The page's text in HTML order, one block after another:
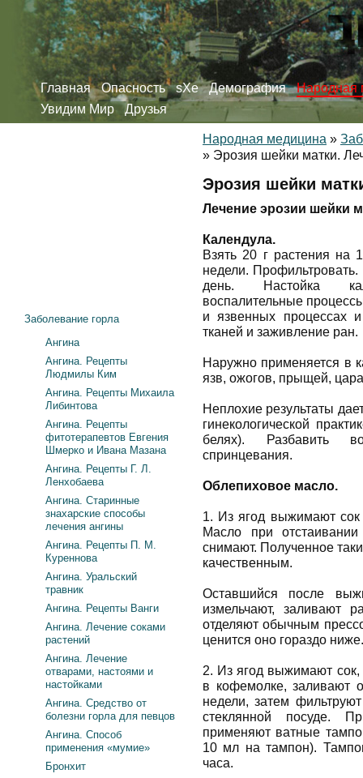
Главная Опасность sXe Демография
Народная
Увидим Мир
Друзья
Народная медицина »
» Эрозия шейки матки.
Эрозия шейки
Лечение эрозии шейки
Календула.
Взять 20 г растения на
недели.
день. Настойка
воспалительные
и язвенных процессах и
тканей и заживление ран.
Наружно применяется в
язв, ожогов, прыщей,
Неплохие результаты
гинекологической
белях). Разбавить
спринцевания.
Облепиховое масло.
1. Из ягод выжимают сок
Масло при
снимают. Полученное
качественным.
Оставшийся после
измельчают, заливают
отделяют обычным
ценится оно гораздо ниже.
2. Из ягод выжимают
в кофемолке, заливают
недели, затем
стеклянной посуде.
применяют ватные
10 мл на тампон).
часа.
Заболевание горла
Ангина
Ангина. Рецепты
Людмилы Ким
Ангина. Рецепты Михаила
Либинтова
Ангина. Рецепты
фитотерапевтов Евгения
Шмерко и Ивана Мазана
Ангина. Рецепты Г. Л.
Ленхобаева
Ангина. Старинные
знахарские способы
лечения ангины
Ангина. Рецепты П. М.
Куреннова
Ангина. Уральский
травник
Ангина. Рецепты Ванги
Ангина. Лечение соками
растений
Ангина. Лечение
отварами, настоями и
настойками
Ангина. Средство от
болезни горла для певцов
Ангина. Способ
применения «мумие»
Бронхит